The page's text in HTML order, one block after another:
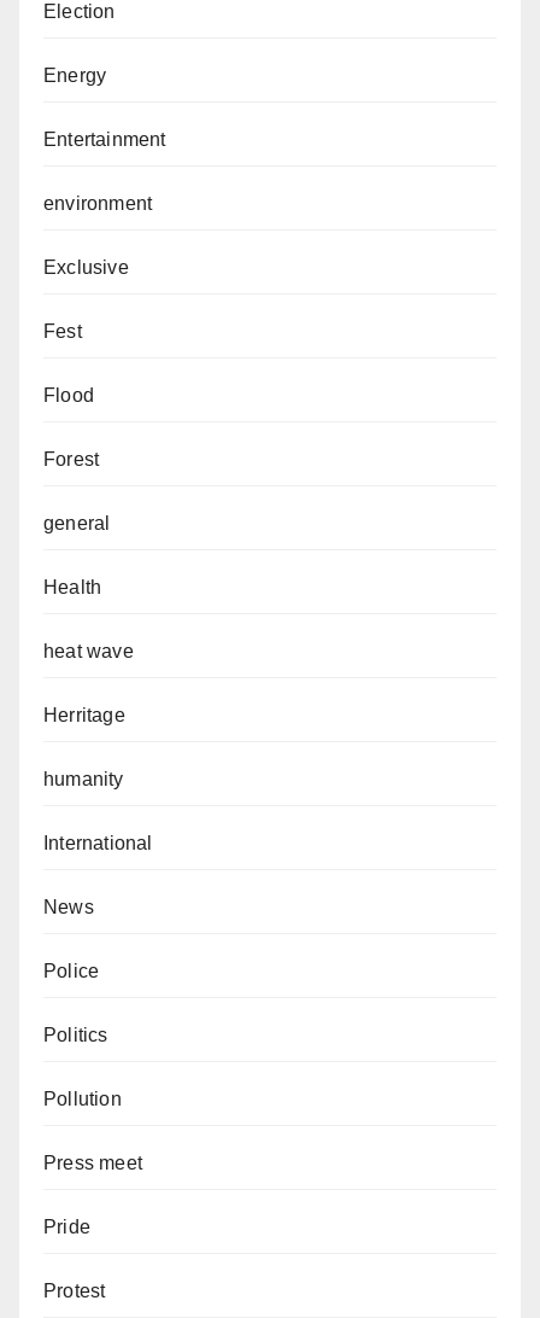
Election
Energy
Entertainment
environment
Exclusive
Fest
Flood
Forest
general
Health
heat wave
Herritage
humanity
International
News
Police
Politics
Pollution
Press meet
Pride
Protest